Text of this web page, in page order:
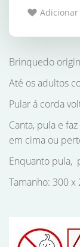
Brinquedo
Até os adultos
Pular á corda
Canta, pula e
em cima ou
Enquanto pula,
Tamanho: 300 x